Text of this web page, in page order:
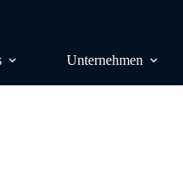
Unternehmen